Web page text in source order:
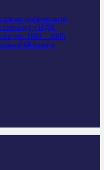
добровољци
геноцид у НДХ
рат 1991 – 1995
и Метохија